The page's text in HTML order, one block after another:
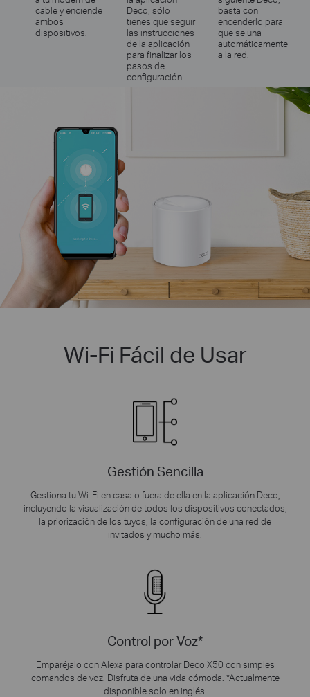
cable y enciende
ambos
dispositivos.
Deco; sólo
tienes que seguir
las instrucciones
de la aplicación
para finalizar los
pasos de
configuración.
basta con
encenderlo para
que se una
automáticamente
a la red.
Wi-Fi Fácil de Usar
Gestión Sencilla
Gestiona tu Wi-Fi en casa o fuera de ella en la aplicación Deco,
incluyendo la visualización de todos los dispositivos conectados,
la priorización de los tuyos, la configuración de una red de
invitados y mucho más.
Control por Voz*
Emparéjalo con Alexa para controlar Deco X50 con simples
comandos de voz. Disfruta de una vida cómoda. *Actualmente
disponible solo en inglés.